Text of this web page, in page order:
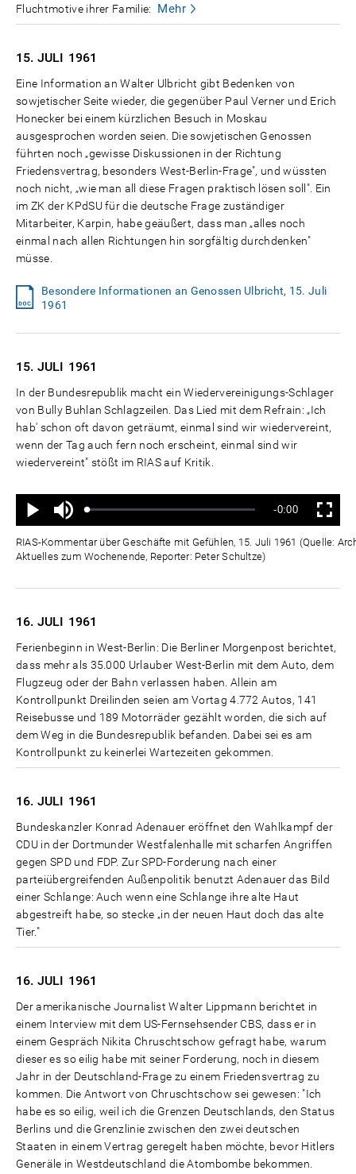
Fluchtmotive ihrer Familie:
Mehr
15. JULI 1961
Eine Information an Walter Ulbricht gibt Bedenken von
sowjetischer Seite wieder, die gegenüber Paul Verner und Erich
Honecker bei einem kürzlichen Besuch in Moskau
ausgesprochen worden seien. Die sowjetischen Genossen
führten noch „gewisse Diskussionen in der Richtung
Friedensvertrag, besonders West-Berlin-Frage", und wüssten
noch nicht, „wie man all diese Fragen praktisch lösen soll". Ein
im ZK der KPdSU für die deutsche Frage zuständiger
Mitarbeiter, Karpin, habe geäußert, dass man „alles noch
einmal nach allen Richtungen hin sorgfältig durchdenken"
müsse.
Besondere Informationen an Genossen Ulbricht, 15. Juli
1961
15. JULI 1961
In der Bundesrepublik macht ein Wiedervereinigungs-Schlager
von Bully Buhlan Schlagzeilen. Das Lied mit dem Refrain: „Ich
hab' schon oft davon geträumt, einmal sind wir wiedervereint,
wenn der Tag auch fern noch erscheint, einmal sind wir
wiedervereint" stößt im RIAS auf Kritik.
Wiedergabe
Ton
aus
Geladen:
Status:
Verbleibende
Zeit
-0:00 Vollbild
RIAS-Kommentar über Geschäfte mit Gefühlen, 15. Juli 1961 (Quelle:
Aktuelles zum Wochenende, Reporter: Peter Schultze)
16. JULI 1961
Ferienbeginn in West-Berlin: Die Berliner Morgenpost berichtet,
dass mehr als 35.000 Urlauber West-Berlin mit dem Auto, dem
Flugzeug oder der Bahn verlassen haben. Allein am
Kontrollpunkt Dreilinden seien am Vortag 4.772 Autos, 141
Reisebusse und 189 Motorräder gezählt worden, die sich auf
dem Weg in die Bundesrepublik befanden. Dabei sei es am
Kontrollpunkt zu keinerlei Wartezeiten gekommen.
16. JULI 1961
Bundeskanzler Konrad Adenauer eröffnet den Wahlkampf der
CDU in der Dortmunder Westfalenhalle mit scharfen Angriffen
gegen SPD und FDP. Zur SPD-Forderung nach einer
parteiübergreifenden Außenpolitik benutzt Adenauer das Bild
einer Schlange: Auch wenn eine Schlange ihre alte Haut
abgestreift habe, so stecke „in der neuen Haut doch das alte
Tier."
16. JULI 1961
Der amerikanische Journalist Walter Lippmann berichtet in
einem Interview mit dem US-Fernsehsender CBS, dass er in
einem Gespräch Nikita Chruschtschow gefragt habe, warum
dieser es so eilig habe mit seiner Forderung, noch in diesem
Jahr in der Deutschland-Frage zu einem Friedensvertrag zu
kommen. Die Antwort von Chruschtschow sei gewesen: "Ich
habe es so eilig, weil ich die Grenzen Deutschlands, den Status
Berlins und die Grenzlinie zwischen den zwei deutschen
Staaten in einem Vertrag geregelt haben möchte, bevor Hitlers
Generäle in Westdeutschland die Atombombe bekommen.